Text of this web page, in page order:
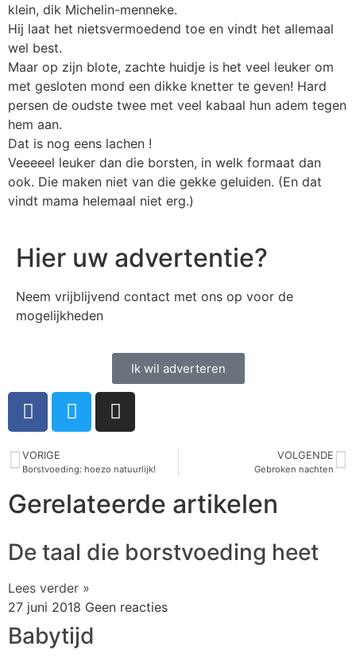
klein, dik Michelin-menneke.
Hij laat het nietsvermoedend toe en vindt het allemaal
wel best.
Maar op zijn blote, zachte huidje is het veel leuker om
met gesloten mond een dikke knetter te geven! Hard
persen de oudste twee met veel kabaal hun adem tegen
hem aan.
Dat is nog eens lachen !
Veeeeel leuker dan die borsten, in welk formaat dan
ook. Die maken niet van die gekke geluiden. (En dat
vindt mama helemaal niet erg.)
Hier uw advertentie?
Neem vrijblijvend contact met ons op voor de
mogelijkheden
Ik wil adverteren
VORIGE
Borstvoeding: hoezo natuurlijk!
VOLGENDE
Gebroken nachten
Gerelateerde artikelen
De taal die borstvoeding heet
Lees verder »
27 juni 2018 Geen reacties
Babytijd